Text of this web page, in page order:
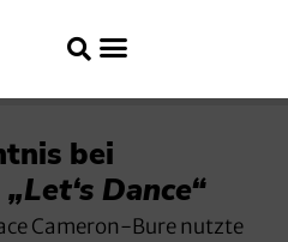
bei
„Let‘s Dance“
Cameron-Bure nutzte